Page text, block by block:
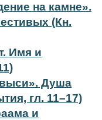
на камне».
(Кн.
Имя и
Душа
гл. 11–17)
и